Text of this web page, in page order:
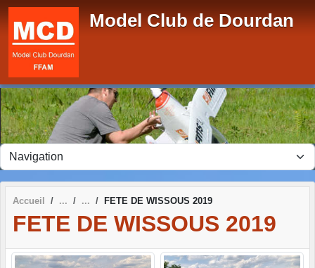
Model Club de Dourdan
Accueil FETE DE WISSOUS 2019
FETE DE WISSOUS 2019
Panneau de gestion des cookies